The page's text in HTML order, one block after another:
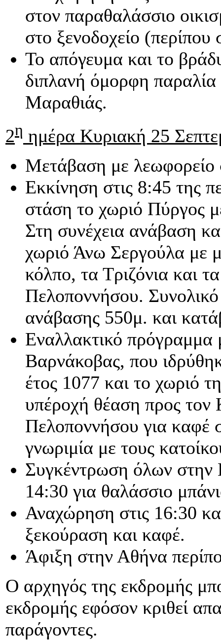
στον παραθαλάσσιο
στο ξενοδοχείο (περίπου
Το απόγευμα και το
διπλανή όμορφη
Μαραθιάς.
2η ημέρα Κυριακή 25
Μετάβαση με λεωφορείο
Εκκίνηση στις 8:45 της
στάση το χωριό Πύργος
Στη συνέχεια ανάβαση
χωριό Άνω Σεργούλα με
κόλπο, τα Τριζόνια και
Πελοποννήσου.
ανάβασης 550μ. και
Εναλλακτικό πρόγραμμα
Βαρνάκοβας, που
έτος 1077 και το χωριό
υπέροχή θέαση προς τον
Πελοποννήσου για καφέ
γνωριμία με τους
Συγκέντρωση όλων στην
14:30 για θαλάσσιο
Αναχώρηση στις 16:30
ξεκούραση και καφέ.
Άφιξη στην Αθήνα
Ο αρχηγός της εκδρομής
εκδρομής εφόσον κριθεί
παράγοντες.